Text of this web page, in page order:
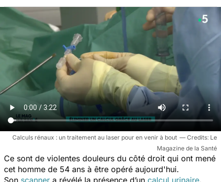
Calculs rénaux : un traitement au laser pour en venir à bout
Le
Magazine de la Santé
Ce sont de violentes douleurs du côté droit qui ont mené
cet homme de 54 ans à être opéré aujourd'hui.
Son scanner a révélé la présence d’un calcul urinaire.